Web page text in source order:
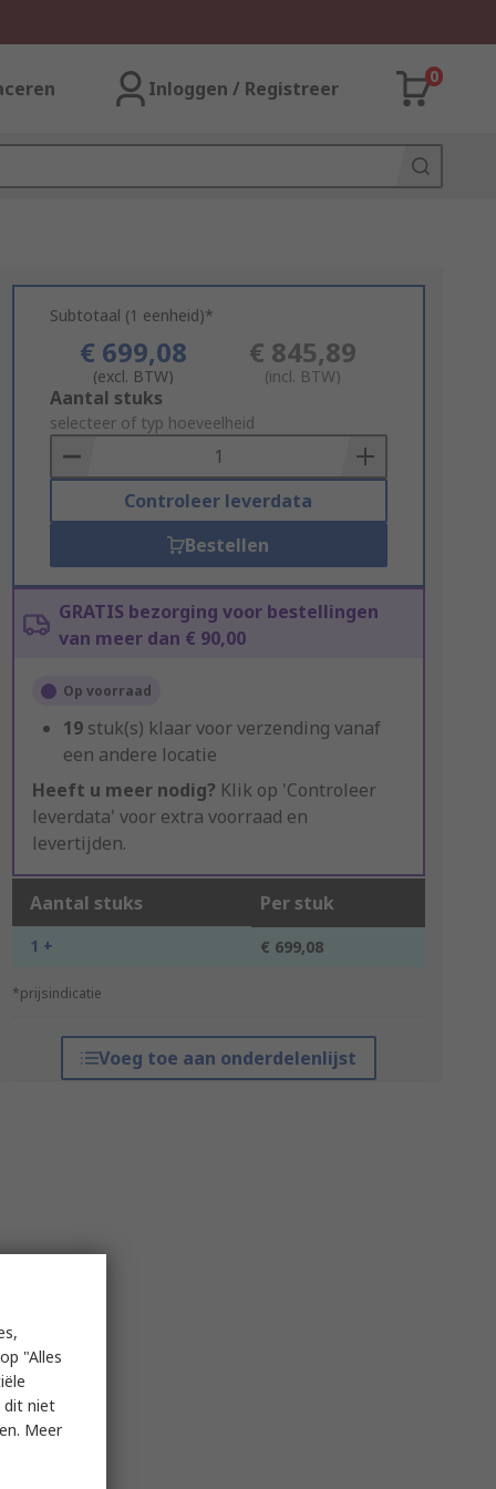
Inloggen / Registreer
0
Subtotaal (1 eenheid)*
€ 699,08
(excl. BTW)
€ 845,89
(incl. BTW)
Add
to
Basket
Aantal stuks
selecteer of typ hoeveelheid
Controleer leverdata
Bestellen
GRATIS bezorging voor bestellingen
van meer dan € 90,00
Op voorraad
19 stuk(s) klaar voor verzending vanaf
een andere locatie
Heeft u meer nodig? Klik op 'Controleer
leverdata' voor extra voorraad en
levertijden.
Aantal stuks Per stuk
1 + € 699,08
*prijsindicatie
Voeg toe aan onderdelenlijst
"Alles
dit niet
Meer